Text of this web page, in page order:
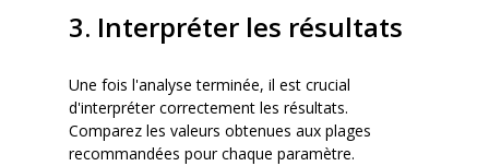
3. Interpréter les résultats
Une fois l'analyse terminée, il est crucial
d'interpréter correctement les résultats.
Comparez les valeurs obtenues aux plages
recommandées pour chaque paramètre.